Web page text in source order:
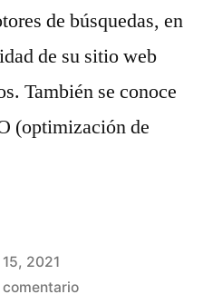
de búsquedas, en
de su sitio web
También se conoce
(optimización de
2021
comentarioen